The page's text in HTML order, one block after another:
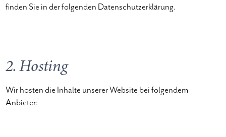
finden Sie in der folgenden Datenschutzerklärung.
2. Hosting
Wir hosten die Inhalte unserer Website bei folgendem
Anbieter: